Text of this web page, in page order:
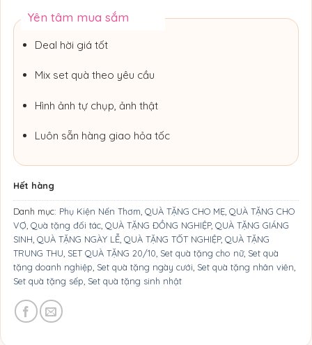
Yên tâm mua sắm
Deal hời giá tốt
Mix set quà theo yêu cầu
Hình ảnh tự chụp, ảnh thật
Luôn sẵn hàng giao hỏa tốc
Hết hàng
Danh mục: Phụ Kiện Nến Thơm QUÀ TẶNG CHO MẸ QUÀ TẶNG CHO
VỢ Quà tặng đối tác QUÀ TẶNG ĐỒNG NGHIỆP, QUÀ TẶNG GIÁNG
SINH QUÀ TẶNG NGÀY LỄ QUÀ TẶNG TỐT NGHIỆP, QUÀ TẶNG
TRUNG THU SET QUÀ TẶNG 20/10 Set quà tặng cho nữ, Set quà
tặng doanh nghiệp Set quà tặng ngày cưới Set quà tặng nhân viên
Set quà tặng sếp Set quà tặng sinh nhật